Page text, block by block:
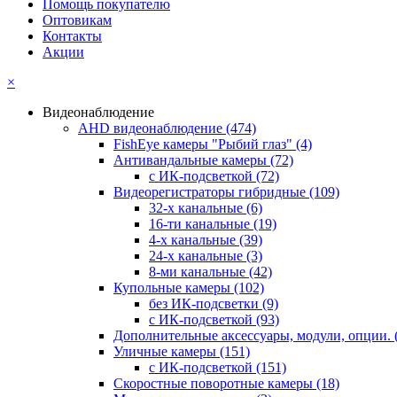
Помощь покупателю
Оптовикам
Контакты
Акции
×
Видеонаблюдение
AHD видеонаблюдение (474)
FishEye камеры "Рыбий глаз" (4)
Антивандальные камеры (72)
с ИК-подсветкой (72)
Видеорегистраторы гибридные (109)
32-х канальные (6)
16-ти канальные (19)
4-х канальные (39)
24-х канальные (3)
8-ми канальные (42)
Купольные камеры (102)
без ИК-подсветки (9)
с ИК-подсветкой (93)
Дополнительные аксессуары, модули, опции.
Уличные камеры (151)
с ИК-подсветкой (151)
Скоростные поворотные камеры (18)